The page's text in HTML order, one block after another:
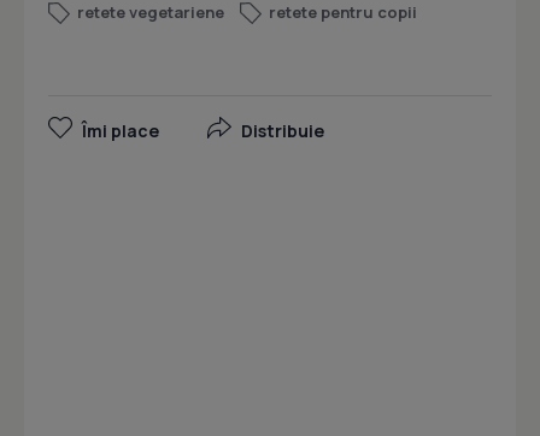
retete vegetariene
retete pentru copii
Îmi place Distribuie